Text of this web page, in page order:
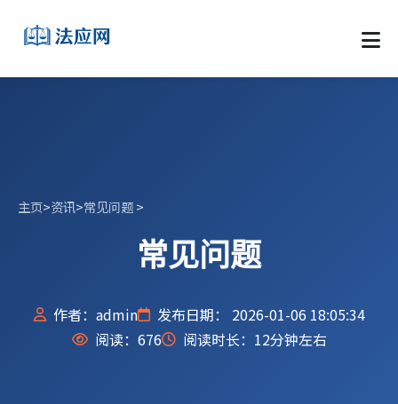
主页>资讯>常见问题>
常见问题
作者：admin
发布日期： 2026-01-06 18:05:34
阅读： 676 阅读时长：12分钟左右